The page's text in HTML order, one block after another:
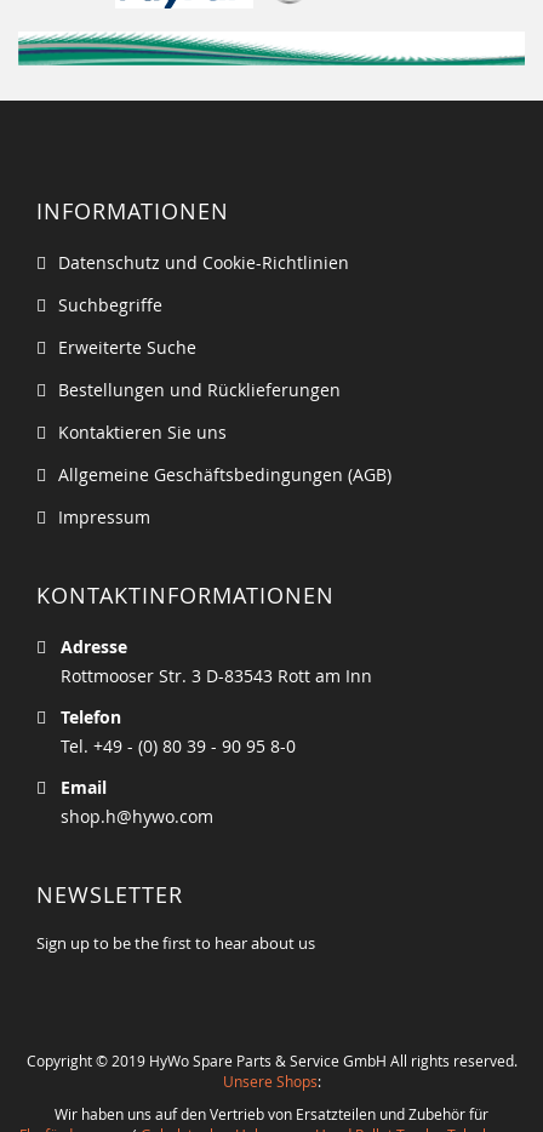
INFORMATIONEN
Datenschutz und Cookie-Richtlinien
Suchbegriffe
Erweiterte Suche
Bestellungen und Rücklieferungen
Kontaktieren Sie uns
Allgemeine Geschäftsbedingungen (AGB)
Impressum
KONTAKTINFORMATIONEN
Adresse
Rottmooser Str. 3 D-83543 Rott am Inn
Telefon
Tel. +49 - (0) 80 39 - 90 95 8-0
Email
shop.h@hywo.com
NEWSLETTER
Sign up to be the first to hear about us
Copyright © 2019 HyWo Spare Parts & Service GmbH All rights reserved.
Unsere Shops:
Wir haben uns auf den Vertrieb von Ersatzteilen und Zubehör für